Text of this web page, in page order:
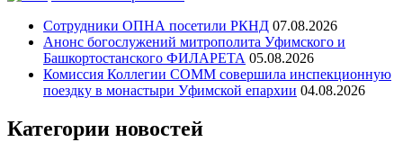
Сотрудники ОПНА посетили РКНД 07.08.2026
Анонс богослужений митрополита Уфимского и
Башкортостанского ФИЛАРЕТА 05.08.2026
Комиссия Коллегии СОММ совершила инспекционную
поездку в монастыри Уфимской епархии 04.08.2026
Категории новостей